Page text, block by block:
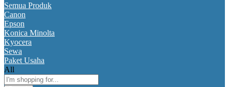
Semua Produk
Canon
Epson
Konica Minolta
Kyocera
Sewa
Paket Usaha
All